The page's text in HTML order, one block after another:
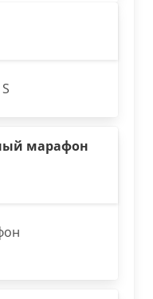
марафон